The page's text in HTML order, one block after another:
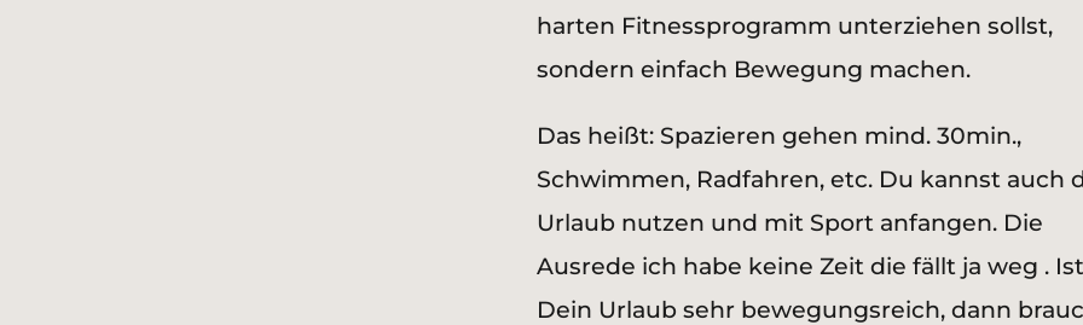
harten Fitnessprogramm unterziehen sollst,
sondern einfach Bewegung machen.
Das heißt: Spazieren gehen mind. 30min.,
Schwimmen, Radfahren, etc. Du kannst auch
Urlaub nutzen und mit Sport anfangen. Die
Ausrede ich habe keine Zeit die fällt ja weg . Ist
Dein Urlaub sehr bewegungsreich, dann